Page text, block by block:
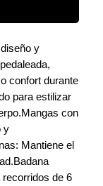
y
confort durante
para estilizar
con
y
Mantiene el
recorridos de 6